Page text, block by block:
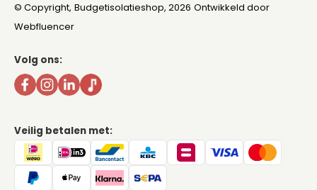
© Copyright, Budgetisolatieshop, 2026 Ontwikkeld door
Webfluencer
Volg ons:
Veilig betalen met: